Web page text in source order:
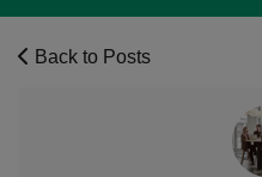
Back to Posts